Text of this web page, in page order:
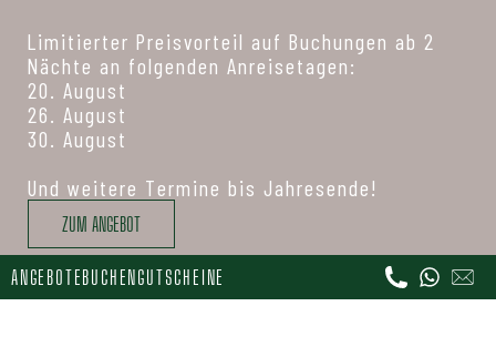
Limitierter Preisvorteil auf Buchungen ab 2
Nächte an folgenden Anreisetagen:
20. August
26. August
30. August
Und weitere Termine bis Jahresende!
ZUM ANGEBOT
ANGEBOTEBUCHENGUTSCHEINE